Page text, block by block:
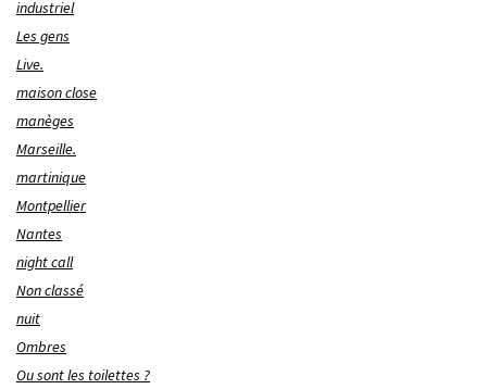
industriel
Les gens
Live.
maison close
manèges
Marseille.
martinique
Montpellier
Nantes
night call
Non classé
nuit
Ombres
Ou sont les toilettes ?